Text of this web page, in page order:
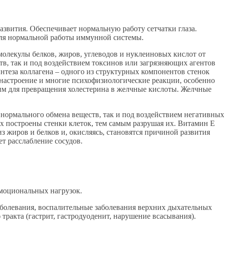
Обеспечивает нормальную работу сетчатки глаза.
нормальной работы иммунной системы.
белков, жиров, углеводов и нуклеиновых кислот от
так и под воздействием токсинов или загрязняющих агентов
коллагена – одного из структурных компонентов стенок
и многие психофизиологические реакции, особенно
для превращения холестерина в желчные кислоты. Желчные
обмена веществ, так и под воздействием негативных
стенки клеток, тем самым разрушая их. Витамин Е
жиров и белков и, окисляясь, становятся причиной развития
сосудов.
нагрузок.
воспалительные заболевания верхних дыхательных
(гастрит, гастродуоденит, нарушение всасывания).